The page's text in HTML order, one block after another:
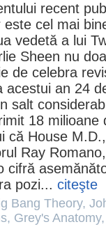
recent
este cel mai
vedetă a lui
Sheen nu
de celebra
an 24
salt
18 milioane
că House M.D.
Ray Romano
cifră
pozi... citeşte
Bang Theory,
, Grey's Anatomy